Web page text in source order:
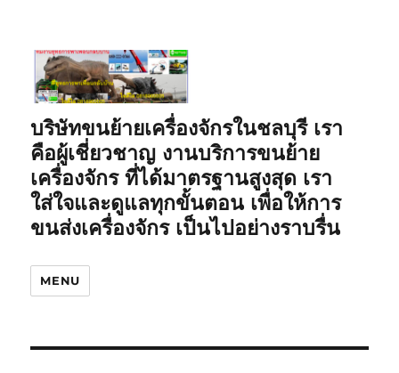
บริษัทขนย้ายเครื่องจักรในชลบุรี เรา
คือผู้เชี่ยวชาญ งานบริการขนย้าย
เครื่องจักร ที่ได้มาตรฐานสูงสุด เรา
ใส่ใจและดูแลทุกขั้นตอน เพื่อให้การ
ขนส่งเครื่องจักร เป็นไปอย่างราบรื่น
MENU